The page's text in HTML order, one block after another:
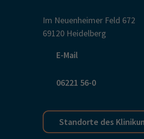
Im Neuenheimer Feld 672
69120 Heidelberg
E-Mail
06221 56-0
Standorte des